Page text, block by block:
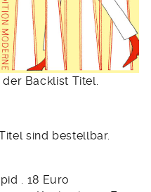
Backlist Titel.
sind bestellbar.
. 18 Euro